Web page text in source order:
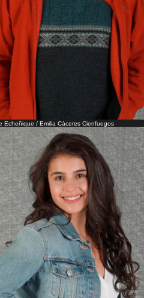
Echeñique / Emilia Cáceres Cienfuegos